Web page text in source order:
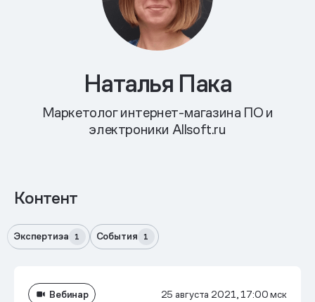
Наталья Пака
Маркетолог интернет-магазина ПО и
электроники Allsoft.ru
Контент
Экспертиза 1 События 1
Вебинар 25 августа 2021, 17:00 мск